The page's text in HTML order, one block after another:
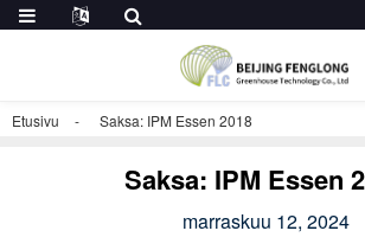
Etusivu Saksa: IPM Essen 2018
Saksa: IPM Essen
marraskuu 12, 2024